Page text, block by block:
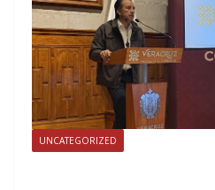
UNCATEGORIZED